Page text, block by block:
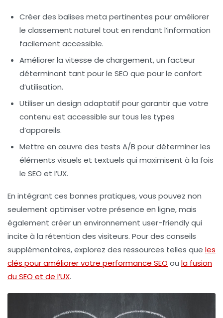
Créer des balises meta pertinentes pour améliorer
le classement naturel tout en rendant l’information
facilement accessible.
Améliorer la vitesse de chargement, un facteur
déterminant tant pour le SEO que pour le confort
d’utilisation.
Utiliser un design adaptatif pour garantir que votre
contenu est accessible sur tous les types
d’appareils.
Mettre en œuvre des tests A/B pour déterminer les
éléments visuels et textuels qui maximisent à la fois
le SEO et l’UX.
En intégrant ces bonnes pratiques, vous pouvez non
seulement optimiser votre présence en ligne, mais
également créer un environnement user-friendly qui
incite à la rétention des visiteurs. Pour des conseils
supplémentaires, explorez des ressources telles que les
clés pour améliorer votre performance SEO ou la fusion
du SEO et de l’UX.